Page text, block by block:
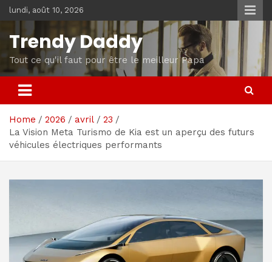
Skip
to
content
lundi, août 10, 2026
Trendy Daddy
Tout ce qu'il faut pour être le meilleur Papa
Home 2026 avril
23
La Vision Meta Turismo de Kia est un aperçu des futurs
véhicules électriques performants